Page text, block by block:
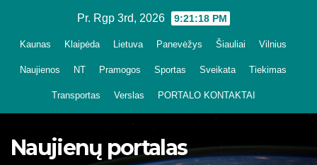
Pr. Rgp 3rd, 2026 9:21:19 PM
Kaunas Klaipėda Lietuva Panevėžys Šiauliai Vilnius
Naujienos NT Pramogos Sportas Sveikata Tiekimas
Transportas Verslas PORTALO KONTAKTAI
Naujienų portalas